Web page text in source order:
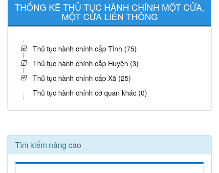
THỐNG KÊ THỦ TỤC HÀNH CHÍNH MỘT CỬA,
MỘT CỬA LIÊN THÔNG
Thủ tục hành chính cấp Tỉnh (75)
Thủ tục hành chính cấp Huyện (3)
Thủ tục hành chính cấp Xã (25)
Thủ tục hành chính cơ quan khác (0)
Tìm kiếm nâng cao